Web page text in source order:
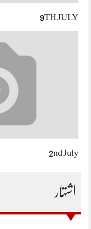
9TH JULY
2nd July
اشتہار